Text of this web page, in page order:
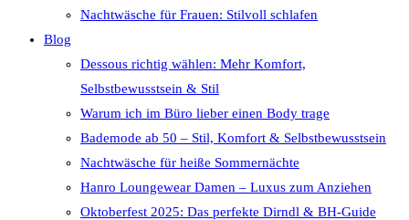
Nachtwäsche für Frauen: Stilvoll schlafen
Blog
Dessous richtig wählen: Mehr Komfort,
Selbstbewusstsein & Stil
Warum ich im Büro lieber einen Body trage
Bademode ab 50 – Stil, Komfort & Selbstbewusstsein
Nachtwäsche für heiße Sommernächte
Hanro Loungewear Damen – Luxus zum Anziehen
Oktoberfest 2025: Das perfekte Dirndl & BH-Guide